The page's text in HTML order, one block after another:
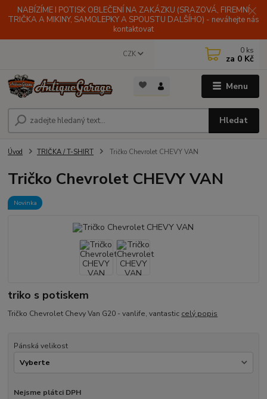
NABÍZÍME I POTISK OBLEČENÍ NA ZAKÁZKU (SRAZOVÁ, FIREMNÍ
TRIČKA A MIKINY, SAMOLEPKY A SPOUSTU DALŠÍHO) - neváhejte nás
kontaktovat
Menu
CZK
Hledat
0 ks
za 0 Kč
Úvod TRIČKA / T-SHIRT Tričko Chevrolet CHEVY VAN
Tričko Chevrolet CHEVY VAN
Novinka
triko s potiskem
Tričko Chevrolet Chevy Van G20 - vanlife, vantastic celý popis
Pánská velikost
Nejsme plátci DPH